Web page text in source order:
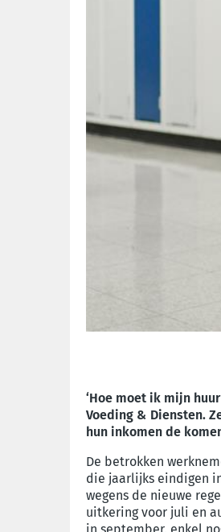
‘Hoe moet ik mijn
Voeding & Diensten.
hun inkomen de
De betrokken
die jaarlijks eindigen
wegens de nieuwe
uitkering voor juli en